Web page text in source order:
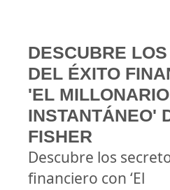
DESCUBRE
DEL ÉXITO
'EL MILLONARIO
INSTANTÁNEO'
FISHER
Descubre los
financiero con ‘El